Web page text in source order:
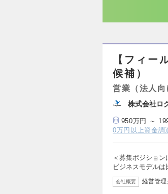
【フィー
候補）
営業（法人向
株式会社ロ
950万円 ～
0万円以上資金調
＜募集ポジショ
ビジネスモデル
会社概要 経営管